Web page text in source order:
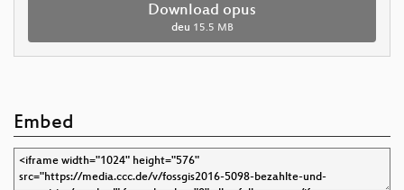
Download opus
deu 15.5 MB
Embed